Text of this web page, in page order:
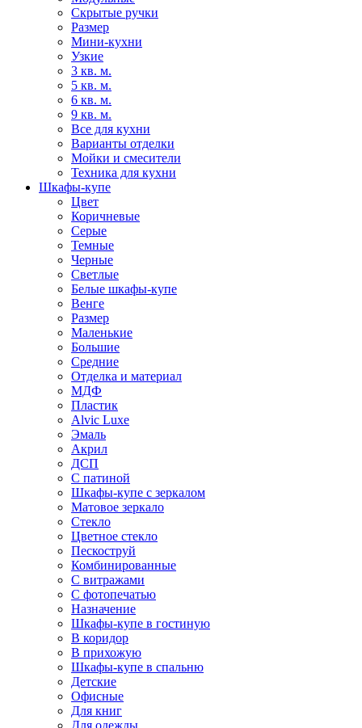
Скрытые ручки
Размер
Мини-кухни
Узкие
3 кв. м.
5 кв. м.
6 кв. м.
9 кв. м.
Все для кухни
Варианты отделки
Мойки и смесители
Техника для кухни
Шкафы-купе
Цвет
Коричневые
Серые
Темные
Черные
Светлые
Белые шкафы-купе
Венге
Размер
Маленькие
Большие
Средние
Отделка и материал
МДФ
Пластик
Alvic Luxe
Эмаль
Акрил
ДСП
С патиной
Шкафы-купе с зеркалом
Матовое зеркало
Стекло
Цветное стекло
Пескоструй
Комбинированные
С витражами
С фотопечатью
Назначение
Шкафы-купе в гостиную
В коридор
В прихожую
Шкафы-купе в спальню
Детские
Офисные
Для книг
Для одежды